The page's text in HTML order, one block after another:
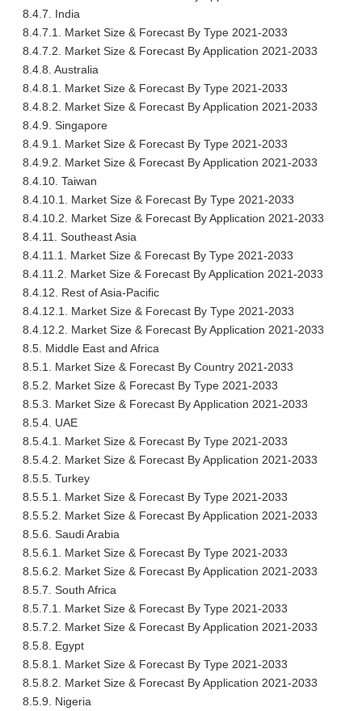
8.4.7. India
8.4.7.1. Market Size & Forecast By Type 2021-2033
8.4.7.2. Market Size & Forecast By Application 2021-2033
8.4.8. Australia
8.4.8.1. Market Size & Forecast By Type 2021-2033
8.4.8.2. Market Size & Forecast By Application 2021-2033
8.4.9. Singapore
8.4.9.1. Market Size & Forecast By Type 2021-2033
8.4.9.2. Market Size & Forecast By Application 2021-2033
8.4.10. Taiwan
8.4.10.1. Market Size & Forecast By Type 2021-2033
8.4.10.2. Market Size & Forecast By Application 2021-2033
8.4.11. Southeast Asia
8.4.11.1. Market Size & Forecast By Type 2021-2033
8.4.11.2. Market Size & Forecast By Application 2021-2033
8.4.12. Rest of Asia-Pacific
8.4.12.1. Market Size & Forecast By Type 2021-2033
8.4.12.2. Market Size & Forecast By Application 2021-2033
8.5. Middle East and Africa
8.5.1. Market Size & Forecast By Country 2021-2033
8.5.2. Market Size & Forecast By Type 2021-2033
8.5.3. Market Size & Forecast By Application 2021-2033
8.5.4. UAE
8.5.4.1. Market Size & Forecast By Type 2021-2033
8.5.4.2. Market Size & Forecast By Application 2021-2033
8.5.5. Turkey
8.5.5.1. Market Size & Forecast By Type 2021-2033
8.5.5.2. Market Size & Forecast By Application 2021-2033
8.5.6. Saudi Arabia
8.5.6.1. Market Size & Forecast By Type 2021-2033
8.5.6.2. Market Size & Forecast By Application 2021-2033
8.5.7. South Africa
8.5.7.1. Market Size & Forecast By Type 2021-2033
8.5.7.2. Market Size & Forecast By Application 2021-2033
8.5.8. Egypt
8.5.8.1. Market Size & Forecast By Type 2021-2033
8.5.8.2. Market Size & Forecast By Application 2021-2033
8.5.9. Nigeria